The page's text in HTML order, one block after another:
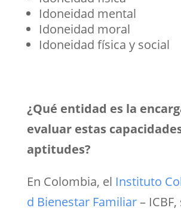
Idoneidad mental
Idoneidad moral
Idoneidad física y social
¿Qué entidad es la
evaluar estas
aptitudes?
En Colombia, el Instituto
d Bienestar Familiar– ICBF,